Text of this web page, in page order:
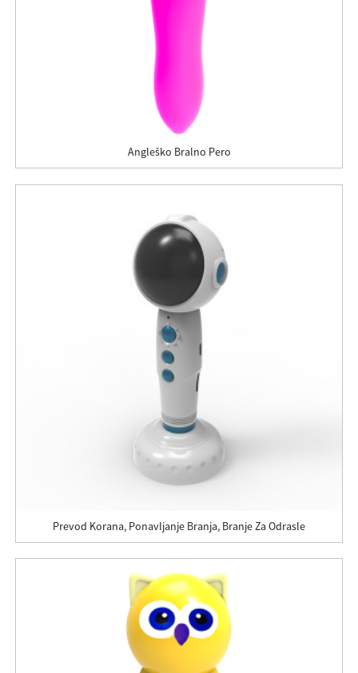
Angleško Bralno Pero
Prevod Korana, Ponavljanje Branja, Branje Za Odrasle